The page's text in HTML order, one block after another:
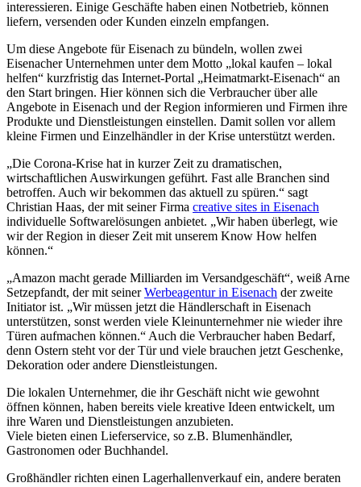
interessieren. Einige Geschäfte haben einen Notbetrieb, können
liefern, versenden oder Kunden einzeln empfangen.
Um diese Angebote für Eisenach zu bündeln, wollen zwei
Eisenacher Unternehmen unter dem Motto „lokal kaufen – lokal
helfen“ kurzfristig das Internet-Portal „Heimatmarkt-Eisenach“ an
den Start bringen. Hier können sich die Verbraucher über alle
Angebote in Eisenach und der Region informieren und Firmen ihre
Produkte und Dienstleistungen einstellen. Damit sollen vor allem
kleine Firmen und Einzelhändler in der Krise unterstützt werden.
„Die Corona-Krise hat in kurzer Zeit zu dramatischen,
wirtschaftlichen Auswirkungen geführt. Fast alle Branchen sind
betroffen. Auch wir bekommen das aktuell zu spüren.“ sagt
Christian Haas, der mit seiner Firma creative sites in Eisenach
individuelle Softwarelösungen anbietet. „Wir haben überlegt, wie
wir der Region in dieser Zeit mit unserem Know How helfen
können.“
„Amazon macht gerade Milliarden im Versandgeschäft“, weiß Arne
Setzepfandt, der mit seinerWerbeagentur in Eisenach der zweite
Initiator ist. „Wir müssen jetzt die Händlerschaft in Eisenach
unterstützen, sonst werden viele Kleinunternehmer nie wieder ihre
Türen aufmachen können.“ Auch die Verbraucher haben Bedarf,
denn Ostern steht vor der Tür und viele brauchen jetzt Geschenke,
Dekoration oder andere Dienstleistungen.
Die lokalen Unternehmer, die ihr Geschäft nicht wie gewohnt
öffnen können, haben bereits viele kreative Ideen entwickelt, um
ihre Waren und Dienstleistungen anzubieten.
Viele bieten einen Lieferservice, so z.B. Blumenhändler,
Gastronomen oder Buchhandel.
Großhändler richten einen Lagerhallenverkauf ein, andere beraten